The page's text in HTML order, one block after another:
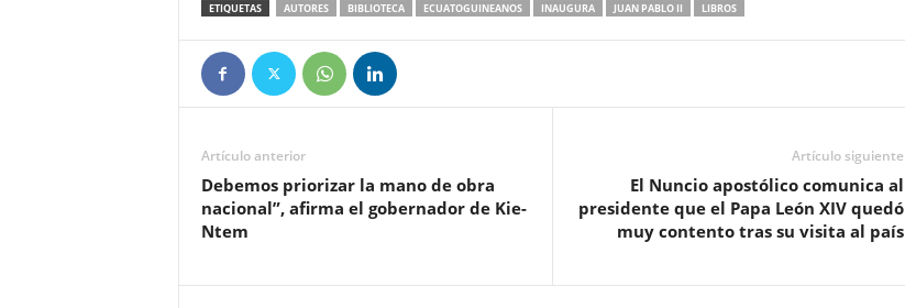
ETIQUETAS AUTORES BIBLIOTECA ECUATOGUINEANOS INAUGURA JUAN PABLO II LIBROS
Artículo anterior
Debemos priorizar la mano de obra
nacional”, afirma el gobernador de Kie-
Ntem
Artículo siguiente
El Nuncio apostólico comunica al
presidente que el Papa León XIV quedó
muy contento tras su visita al país